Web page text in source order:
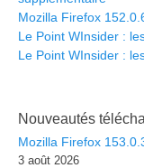
Mozilla Firefox
Le Point WInsider :
Le Point WInsider :
Nouveautés
Mozilla Firefox
3 août 2026